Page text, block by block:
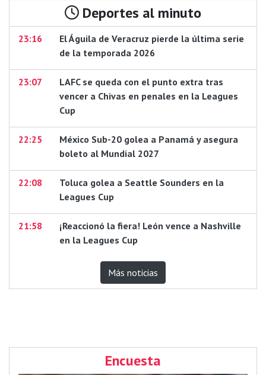
Deportes al minuto
23:16
El Águila de Veracruz pierde la última serie
de la temporada 2026
23:07
LAFC se queda con el punto extra tras
vencer a Chivas en penales en la Leagues
Cup
22:25
México Sub-20 golea a Panamá y asegura
boleto al Mundial 2027
22:08
Toluca golea a Seattle Sounders en la
Leagues Cup
21:58
¡Reaccionó la fiera! León vence a Nashville
en la Leagues Cup
Más noticias
Encuesta